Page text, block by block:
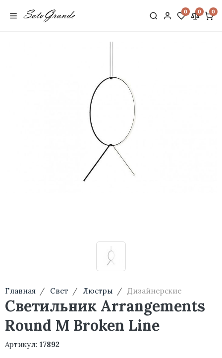
0 0 0
Главная Свет Люстры Дизайнерские
Светильник Arrangements
Round M Broken Line
Артикул: 17892